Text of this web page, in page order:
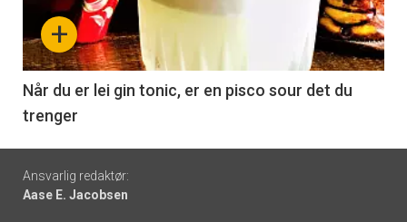
nå
-
6
+
Når du er lei gin tonic, er en pisco sour det du
trenger
Footer
-
Ansvarlig redaktør:
Aase E. Jacobsen